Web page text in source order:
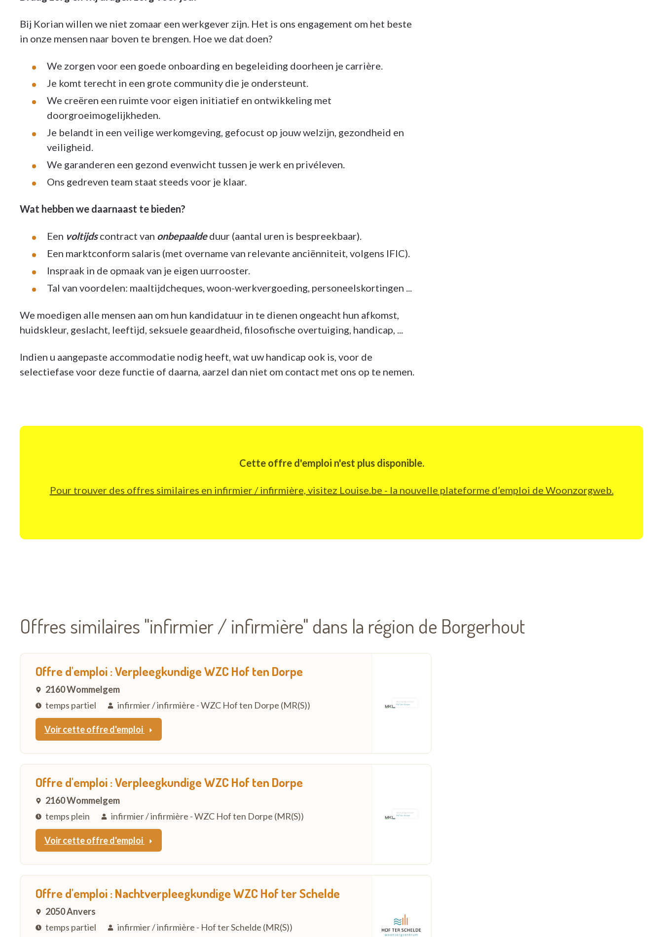
Bij Korian willen we niet zomaar een werkgever zijn. Het is ons engagement om het beste
in onze mensen naar boven te brengen. Hoe we dat doen?
We zorgen voor een goede onboarding en begeleiding doorheen je carrière.
Je komt terecht in een grote community die je ondersteunt.
We creëren een ruimte voor eigen initiatief en ontwikkeling met
doorgroeimogelijkheden.
Je belandt in een veilige werkomgeving, gefocust op jouw welzijn, gezondheid en
veiligheid.
We garanderen een gezond evenwicht tussen je werk en privéleven.
Ons gedreven team staat steeds voor je klaar.
Wat hebben we daarnaast te bieden?
Een voltijdscontract van onbepaaldeduur (aantal uren is bespreekbaar).
Een marktconform salaris (met overname van relevante anciënniteit, volgens IFIC).
Inspraak in de opmaak van je eigen uurrooster.
Tal van voordelen: maaltijdcheques, woon-werkvergoeding, personeelskortingen ...
We moedigen alle mensen aan om hun kandidatuur in te dienen ongeacht hun afkomst,
huidskleur, geslacht, leeftijd, seksuele geaardheid, filosofische overtuiging, handicap, ...
Indien u aangepaste accommodatie nodig heeft, wat uw handicap ook is, voor de
selectiefase voor deze functie of daarna, aarzel dan niet om contact met ons op te nemen.
Cette offre d'emploi n'est plus disponible.
Pour trouver des offres similaires en infirmier / infirmière, visitez Louise.be - la nouvelle plateforme d’emploi de Woonzorgweb.
Offres similaires "infirmier / infirmière" dans la région de Borgerhout
Offre d'emploi : Verpleegkundige WZC Hof ten Dorpe
2160 Wommelgem
temps partiel
infirmier / infirmière - WZC Hof ten Dorpe (MR(S))
Voir cette offre d'emploi
Offre d'emploi : Verpleegkundige WZC Hof ten Dorpe
2160 Wommelgem
temps plein
infirmier / infirmière - WZC Hof ten Dorpe (MR(S))
Voir cette offre d'emploi
Offre d'emploi : Nachtverpleegkundige WZC Hof ter Schelde
2050 Anvers
temps partiel
infirmier / infirmière - Hof ter Schelde (MR(S))